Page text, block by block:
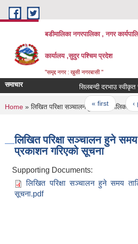
Skip to main content
बडीमालिका नगरपालिका , नगर
कार्यालय ,सुदुर पश्चिम प्रदेश
"समृद्द नगर : खुसी नगरबासी "
समाचार
Pages
« first ‹
You are here
Home » लिखित परिक्षा सञ्चालन हुने समय तालिका
लिखित परिक्षा सञ्चालन हुने समय
प्रकाशन गरिएको सूचना
Supporting Documents:
लिखित परिक्षा सञ्चालन हुने समय
सूचना.pdf